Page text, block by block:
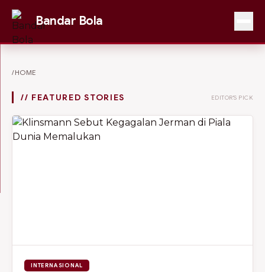
Bandar Bola
/HOME
// FEATURED STORIES EDITOR'S PICK
INTERNASIONAL